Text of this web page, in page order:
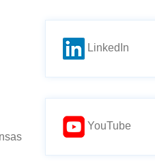
LinkedIn
YouTube